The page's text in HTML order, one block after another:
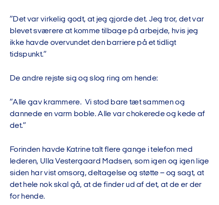
”Det var virkelig godt, at jeg gjorde det. Jeg tror, det var
blevet sværere at komme tilbage på arbejde, hvis jeg
ikke havde overvundet den barriere på et tidligt
tidspunkt.”
De andre rejste sig og slog ring om hende:
”Alle gav krammere. Vi stod bare tæt sammen og
dannede en varm boble. Alle var chokerede og kede af
det.”
Forinden havde Katrine talt flere gange i telefon med
lederen, Ulla Vestergaard Madsen, som igen og igen lige
siden har vist omsorg, deltagelse og støtte – og sagt, at
det hele nok skal gå, at de finder ud af det, at de er der
for hende.